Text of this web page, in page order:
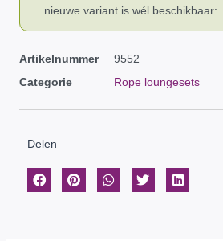
nieuwe variant is wél beschikbaar:
Artikelnummer
9552
Categorie
Rope loungesets
Delen